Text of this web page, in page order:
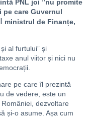
PNL joi ”nu promite
pe care Guvernul
ministrul de Finanțe,
al furtului” și
anul viitor și nici nu
pe care îl prezintă
de vedere, este un
dezvoltare
și-o asume. Așa cum